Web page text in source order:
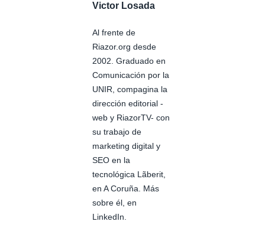
Victor Losada
Al frente de
Riazor.org desde
2002. Graduado en
Comunicación por la
UNIR, compagina la
dirección editorial -
web y RiazorTV- con
su trabajo de
marketing digital y
SEO en la
tecnológica Lãberit,
en A Coruña. Más
sobre él, en
LinkedIn.